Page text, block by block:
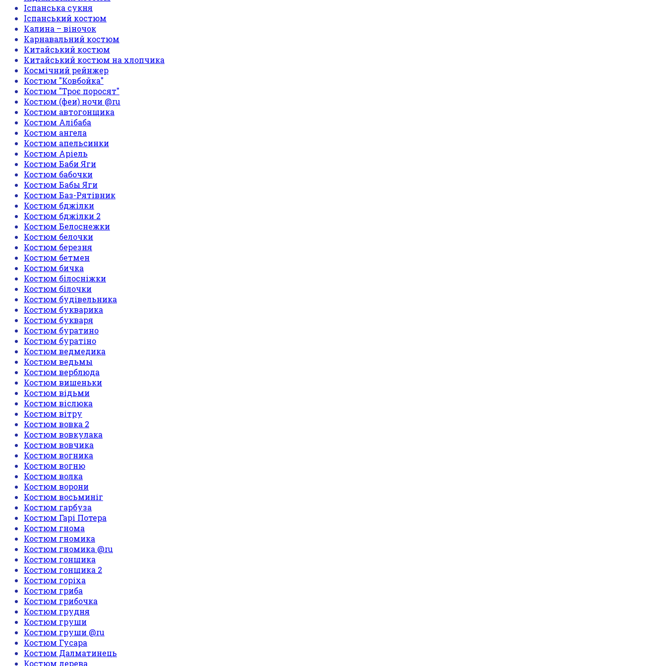
Іспанська сукня
Іспанський костюм
Калина – віночок
Карнавальний костюм
Китайський костюм
Китайський костюм на хлопчика
Космічний рейнжер
Костюм "Ковбойка"
Костюм "Троє поросят"
Костюм (феи) ночи @ru
Костюм автогонщика
Костюм Алібаба
Костюм ангела
Костюм апельсинки
Костюм Аріель
Костюм Баби Яги
Костюм бабочки
Костюм Бабы Яги
Костюм Баз-Рятівник
Костюм бджілки
Костюм бджілки 2
Костюм Белоснежки
Костюм белочки
Костюм березня
Костюм бетмен
Костюм бичка
Костюм білосніжки
Костюм білочки
Костюм будівельника
Костюм букварика
Костюм букваря
Костюм буратино
Костюм буратіно
Костюм ведмедика
Костюм ведьмы
Костюм верблюда
Костюм вишеньки
Костюм відьми
Костюм віслюка
Костюм вітру
Костюм вовка 2
Костюм вовкулака
Костюм вовчика
Костюм вогника
Костюм вогню
Костюм волка
Костюм ворони
Костюм восьминіг
Костюм гарбуза
Костюм Гарі Потера
Костюм гнома
Костюм гномика
Костюм гномика @ru
Костюм гонщика
Костюм гонщика 2
Костюм горіха
Костюм гриба
Костюм грибочка
Костюм грудня
Костюм груши
Костюм груши @ru
Костюм Гусара
Костюм Далматинець
Костюм дерева